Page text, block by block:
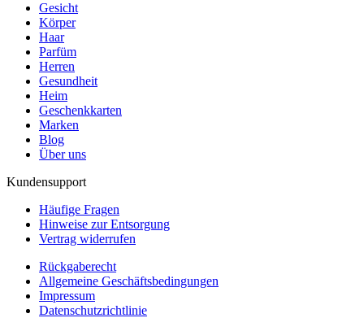
Gesicht
Körper
Haar
Parfüm
Herren
Gesundheit
Heim
Geschenkkarten
Marken
Blog
Über uns
Kundensupport
Häufige Fragen
Hinweise zur Entsorgung
Vertrag widerrufen
Rückgaberecht
Allgemeine Geschäftsbedingungen
Impressum
Datenschutzrichtlinie